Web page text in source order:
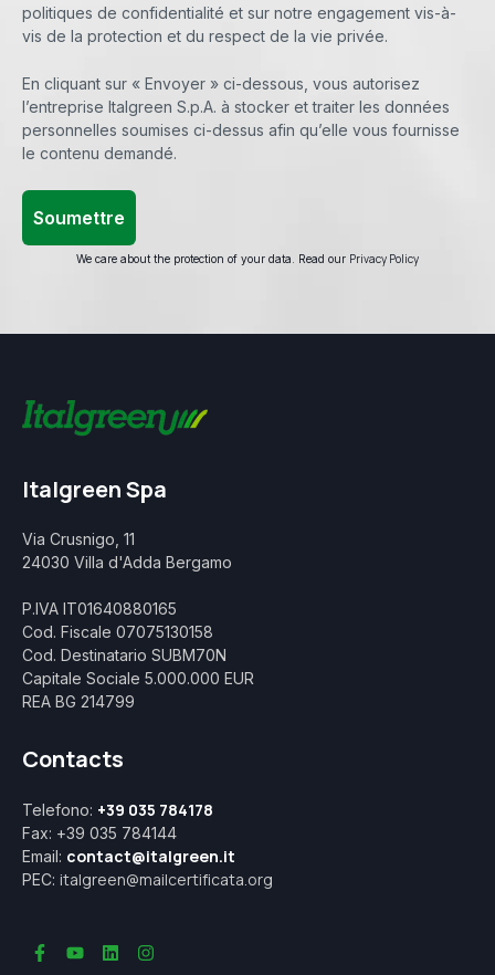
politiques de confidentialité et sur notre engagement vis-à-
vis de la protection et du respect de la vie privée.
En cliquant sur « Envoyer » ci-dessous, vous autorisez
l’entreprise Italgreen S.p.A. à stocker et traiter les données
personnelles soumises ci-dessus afin qu’elle vous fournisse
le contenu demandé.
We care about the protection of your data. Read our Privacy Policy
Italgreen Spa
Via Crusnigo, 11
24030 Villa d'Adda Bergamo
P.IVA IT01640880165
Cod. Fiscale 07075130158
Cod. Destinatario SUBM70N
Capitale Sociale 5.000.000 EUR
REA BG 214799
Contacts
Telefono: +39 035 784178
Fax: +39 035 784144
Email: contact@italgreen.it
PEC: italgreen@mailcertificata.org